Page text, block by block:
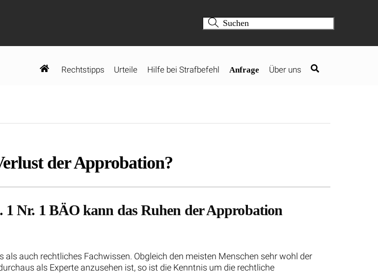
Rechtstipps Urteile Hilfe bei Strafbefehl Anfrage Über uns
der Approbation?
Nr. 1 BÄO kann das Ruhen der Approbation
auch rechtliches Fachwissen. Obgleich den meisten Menschen sehr wohl der
als Experte anzusehen ist, so ist die Kenntnis um die rechtliche